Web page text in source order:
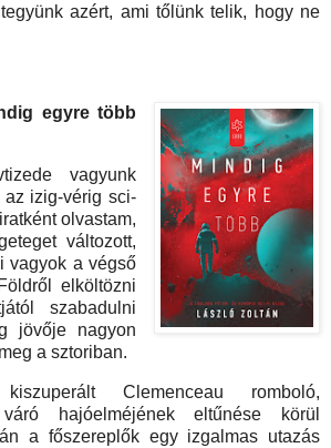
azért, ami tőlünk telik, hogy ne
egyre több
vagyunk
az izig-vérig sci-
olvastam,
változott,
vagyok a végső
elköltözni
szabadulni
jövője nagyon
a sztoriban.
Clemenceau romboló,
váró hajóelméjének eltűnése körül
a főszereplők egy izgalmas utazás